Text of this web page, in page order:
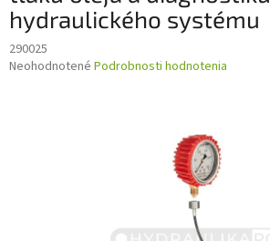
hydraulického systému
290025
Priemerné
Neohodnotené Podrobnosti hodnotenia